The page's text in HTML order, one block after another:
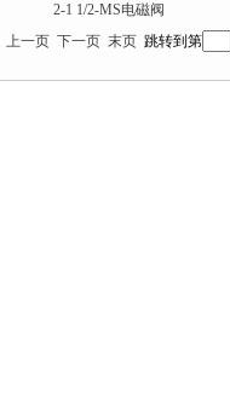
上一页 下一页 末页 跳转到第